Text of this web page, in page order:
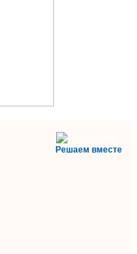
Решаем вместе